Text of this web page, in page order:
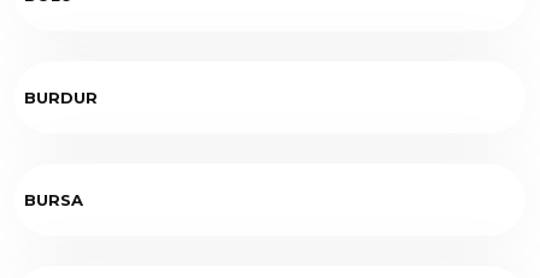
BURDUR
BURSA